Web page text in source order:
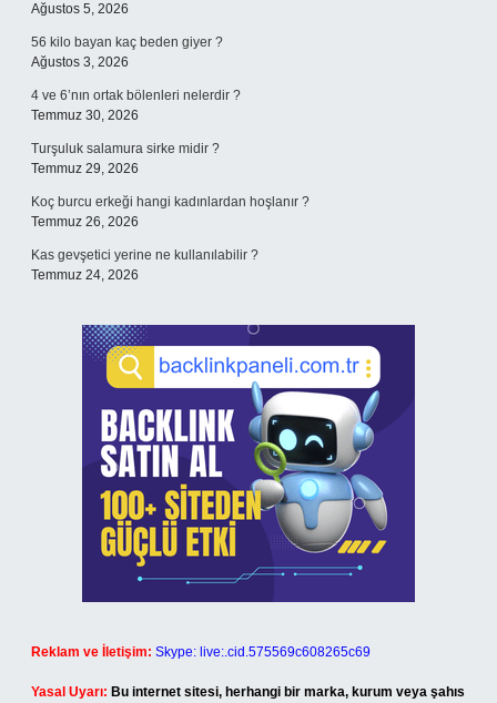
Ağustos 5, 2026
56 kilo bayan kaç beden giyer ?
Ağustos 3, 2026
4 ve 6’nın ortak bölenleri nelerdir ?
Temmuz 30, 2026
Turşuluk salamura sirke midir ?
Temmuz 29, 2026
Koç burcu erkeği hangi kadınlardan hoşlanır ?
Temmuz 26, 2026
Kas gevşetici yerine ne kullanılabilir ?
Temmuz 24, 2026
Reklam ve İletişim: Skype: live:.cid.575569c608265c69
Yasal Uyarı: Bu internet sitesi, herhangi bir marka, kurum veya şahıs